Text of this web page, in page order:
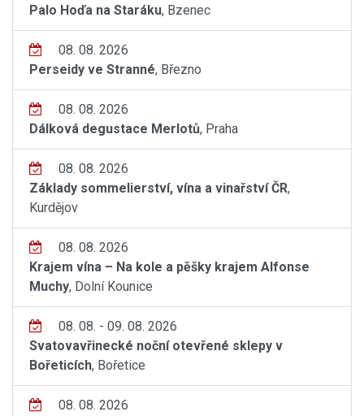
Palo Hoďa na Staráku, Bzenec
08. 08. 2026
Perseidy ve Stranné, Březno
08. 08. 2026
Dálková degustace Merlotů, Praha
08. 08. 2026
Základy sommelierství, vína a vinařství ČR,
Kurdějov
08. 08. 2026
Krajem vína – Na kole a pěšky krajem Alfonse
Muchy, Dolní Kounice
08. 08. - 09. 08. 2026
Svatovavřinecké noční otevřené sklepy v
Bořeticích, Bořetice
08. 08. 2026